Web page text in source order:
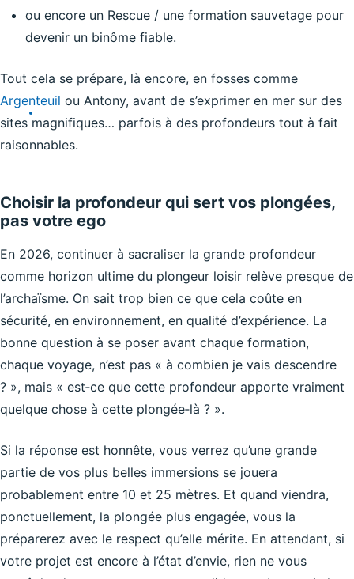
ou encore un Rescue / une formation sauvetage pour
devenir un binôme fiable.
Tout cela se prépare, là encore, en fosses comme
Argenteuil ou Antony, avant de s’exprimer en mer sur des
sites magnifiques… parfois à des profondeurs tout à fait
raisonnables.
Choisir la profondeur qui sert vos plongées,
pas votre ego
En 2026, continuer à sacraliser la grande profondeur
comme horizon ultime du plongeur loisir relève presque de
l’archaïsme. On sait trop bien ce que cela coûte en
sécurité, en environnement, en qualité d’expérience. La
bonne question à se poser avant chaque formation,
chaque voyage, n’est pas « à combien je vais descendre
? », mais « est‑ce que cette profondeur apporte vraiment
quelque chose à cette plongée‑là ? ».
Si la réponse est honnête, vous verrez qu’une grande
partie de vos plus belles immersions se jouera
probablement entre 10 et 25 mètres. Et quand viendra,
ponctuellement, la plongée plus engagée, vous la
préparerez avec le respect qu’elle mérite. En attendant, si
votre projet est encore à l’état d’envie, rien ne vous